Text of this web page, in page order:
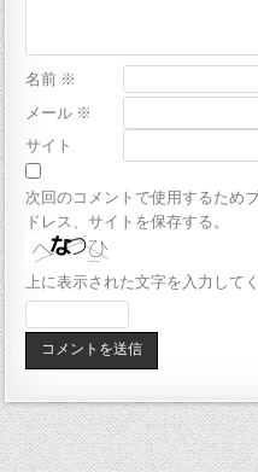
名前 ※
メール ※
サイト
次回のコメントで使用するため
ドレス、サイトを保存する。
上に表示された文字を入力して